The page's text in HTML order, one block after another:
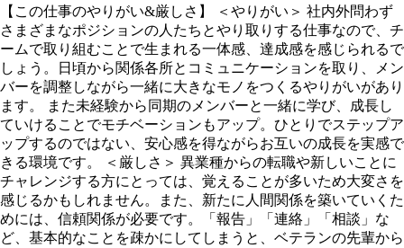
【この仕事のやりがい&厳しさ】 ＜やりがい＞ 社内外問わず
さまざまなポジションの人たちとやり取りする仕事なので、チ
ームで取り組むことで生まれる一体感、達成感を感じられるで
しょう。日頃から関係各所とコミュニケーションを取り、メン
バーを調整しながら一緒に大きなモノをつくるやりがいがあり
ます。 また未経験から同期のメンバーと一緒に学び、成⻑し
ていけることでモチベーションもアップ。ひとりでステップア
ップするのではない、安心感を得ながらお互いの成⻑を実感で
きる環境です。 ＜厳しさ＞ 異業種からの転職や新しいことに
チャレンジする方にとっては、覚えることが多いため大変さを
感じるかもしれません。また、新たに人間関係を築いていくた
めには、信頼関係が必要です。「報告」「連絡」「相談」な
ど、基本的なことを疎かにしてしまうと、ベテランの先輩から